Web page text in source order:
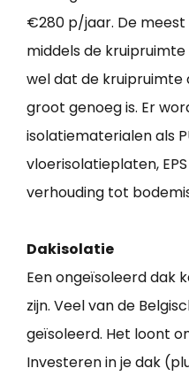
€280 p/jaar. De
middels de
wel dat de kruipruimte
groot genoeg is. Er
isolatiematerialen als
vloerisolatieplaten,
verhouding tot
Dakisolatie
Een ongeïsoleerd dak
zijn. Veel van de
geïsoleerd. Het loont
Investeren in je dak